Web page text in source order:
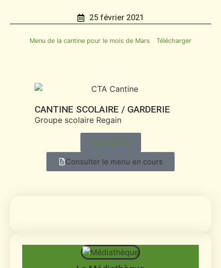
25 février 2021
Menu de la cantine pour le mois de Mars Télécharger
CANTINE SCOLAIRE / GARDERIE
Groupe scolaire Regain
Inscription
Consulter le menu en cours